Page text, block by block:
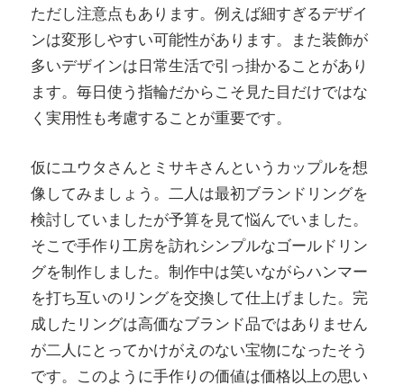
ただし注意点もあります。例えば細すぎるデザイ
ンは変形しやすい可能性があります。また装飾が
多いデザインは日常生活で引っ掛かることがあり
ます。毎日使う指輪だからこそ見た目だけではな
く実用性も考慮することが重要です。
仮にユウタさんとミサキさんというカップルを想
像してみましょう。二人は最初ブランドリングを
検討していましたが予算を見て悩んでいました。
そこで手作り工房を訪れシンプルなゴールドリン
グを制作しました。制作中は笑いながらハンマー
を打ち互いのリングを交換して仕上げました。完
成したリングは高価なブランド品ではありません
が二人にとってかけがえのない宝物になったそう
です。このように手作りの価値は価格以上の思い